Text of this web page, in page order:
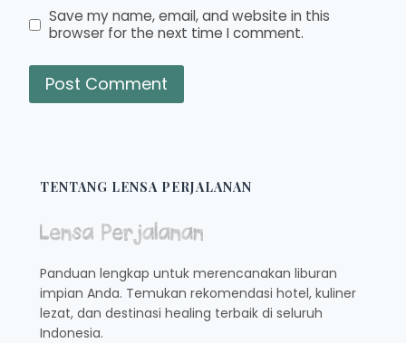
Save my name, email, and website in this
browser for the next time I comment.
TENTANG LENSA PERJALANAN
Panduan lengkap untuk merencanakan liburan
impian Anda. Temukan rekomendasi hotel, kuliner
lezat, dan destinasi healing terbaik di seluruh
Indonesia.